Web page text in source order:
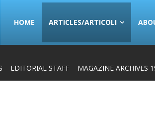
HOME ARTICLES/ARTICOLI
EDITORIAL STAFF MAGAZINE ARCHIVES